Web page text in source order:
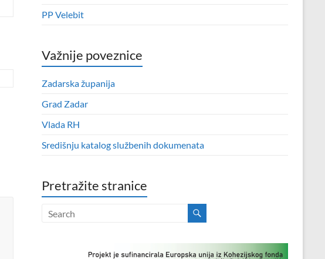
PP Velebit
Važnije poveznice
Zadarska županija
Grad Zadar
Vlada RH
Središnju katalog službenih dokumenata
Pretražite stranice